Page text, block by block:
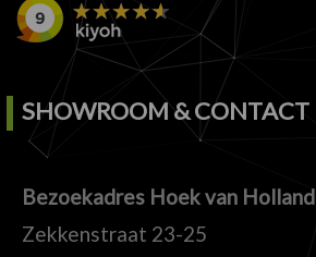
SHOWROOM & CONTACT
Bezoekadres Hoek van Holland
Zekkenstraat 23-25